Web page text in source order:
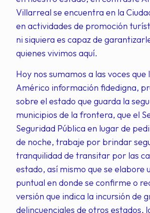
Villarreal se encuentra en la
en actividades de promoción
ni siquiera es capaz de
quienes vivimos aquí.
Hoy nos sumamos a las voces que
Américo información fidedigna,
sobre el estado que guarda la
municipios de la frontera, que el
Seguridad Pública en lugar de
de noche, trabaje por brindar
tranquilidad de transitar por las
estado, así mismo que se elabore
puntual en donde se confirme o
versión que indica la incursión de
delincuenciales de otros estados,